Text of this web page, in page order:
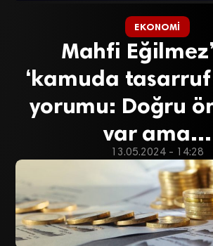
EKONOMI
Mahfi
‘kamuda
yorumu: Doğru
var ama…
13.05.2024 - 14:28